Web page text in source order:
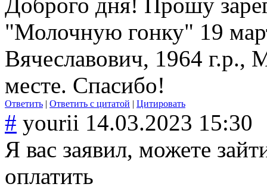
"Молочную гонку" 19
Вячеславович, 1964 г.р.,
месте. Спасибо!
Ответить | Ответить с цитатой | Цитировать
# yourii 14.03.2023 15:30
Я вас заявил, можете
оплатить